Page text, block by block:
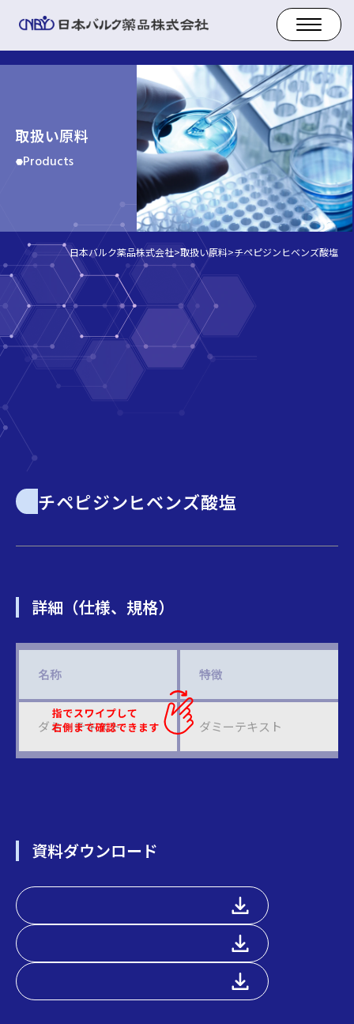
取扱い原料
Products
日本バルク薬品株式会社>取扱い原料>チペピジンヒベンズ酸塩
チペピジンヒベンズ酸塩
詳細（仕様、規格）
名称 特徴
ダミーテキスト ダミーテキスト
資料ダウンロード